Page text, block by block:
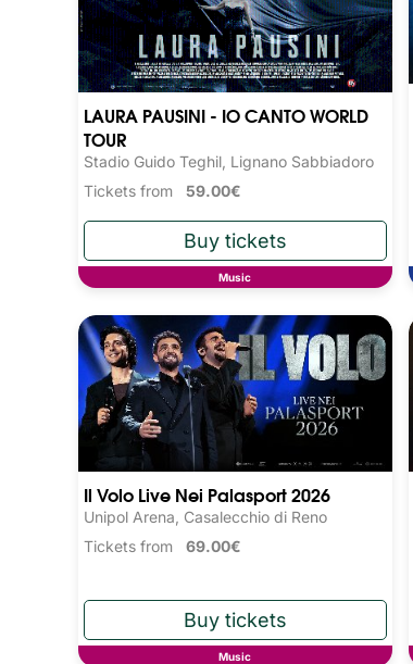
LAURA PAUSINI - IO CANTO WORLD
TOUR
Stadio Guido Teghil, Lignano Sabbiadoro
Tickets from 59.00€
Music
Il Volo Live Nei Palasport 2026
Unipol Arena, Casalecchio di Reno
Tickets from 69.00€
Music